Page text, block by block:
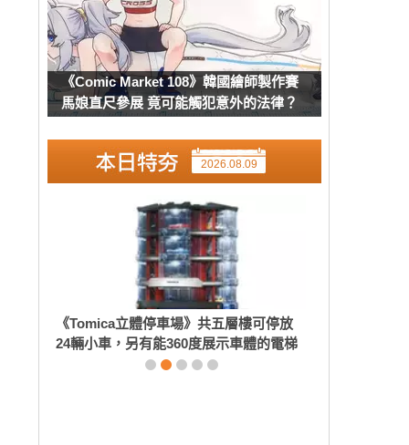
《Comic Market 108》韓國繪師製作賽
馬娘直尺參展 竟可能觸犯意外的法律？
2026.08.09